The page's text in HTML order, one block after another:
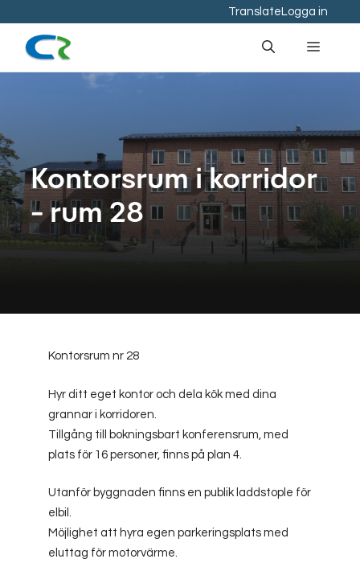
innehåll
Translate Logga in
Meny
Kontorsrum i korridor
– rum 28
Kontorsrum nr 28
Hyr ditt eget kontor och dela kök med dina
grannar i korridoren.
Tillgång till bokningsbart konferensrum, med
plats för 16 personer, finns på plan 4.
Utanför byggnaden finns en publik laddstople för
elbil.
Möjlighet att hyra egen parkeringsplats med
eluttag för motorvärme.